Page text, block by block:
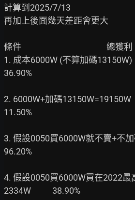
計算到2025/7/13
再加上後面幾天差距會更大
條件                                            總獲
1. 成本6000W (不算加碼13150W)
36.90%
2. 6000W+加碼13150W=19150W
11.50%
3. 假設0050買6000W就不賣+不加
96.20%
4. 假設0050買6000W買在2022最
2334W           38.90%